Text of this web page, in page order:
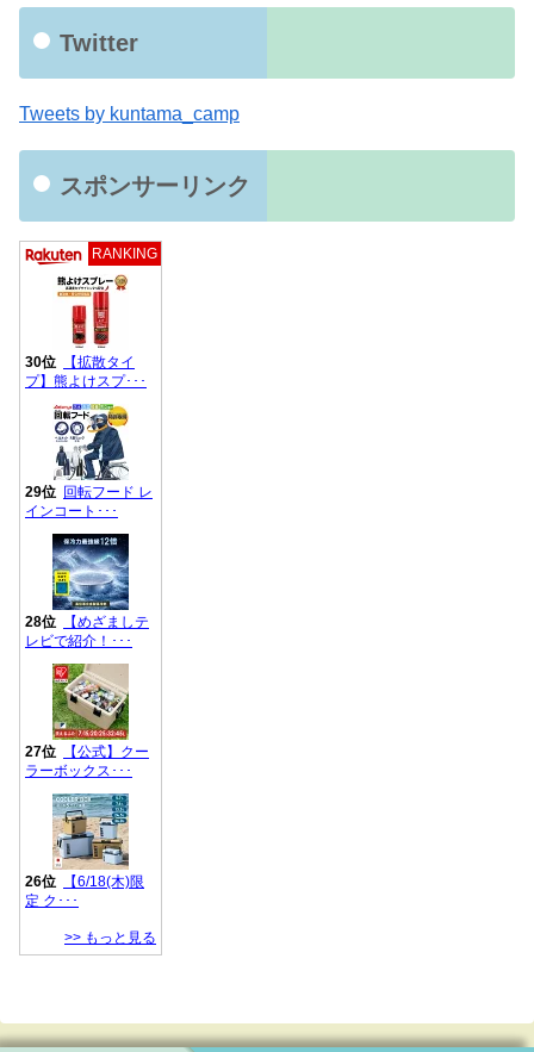
Twitter
Tweets by kuntama_camp
スポンサーリンク